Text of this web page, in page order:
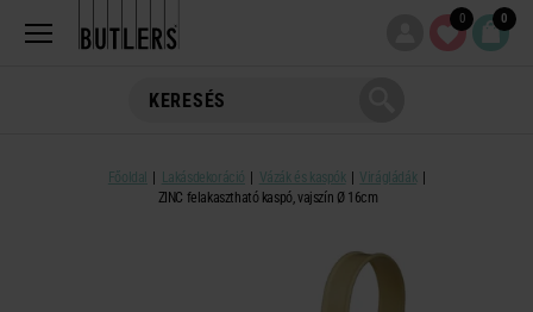
0 0
Főoldal Lakásdekoráció Vázák és kaspók
Virágládák
ZINC felakasztható kaspó, vajszín Ø 16cm